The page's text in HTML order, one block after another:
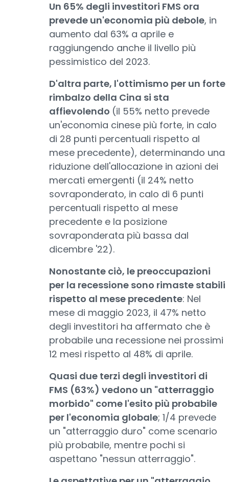
Un 65% degli investitori FMS ora
prevede un'economia più debole, in
aumento dal 63% a aprile e
raggiungendo anche il livello più
pessimistico del 2023.
D'altra parte, l'ottimismo per un forte
rimbalzo della Cina si sta
affievolendo (il 55% netto prevede
un'economia cinese più forte, in calo
di 28 punti percentuali rispetto al
mese precedente), determinando una
riduzione dell'allocazione in azioni dei
mercati emergenti (il 24% netto
sovraponderato, in calo di 6 punti
percentuali rispetto al mese
precedente e la posizione
sovraponderata più bassa dal
dicembre '22).
Nonostante ciò, le preoccupazioni
per la recessione sono rimaste stabili
rispetto al mese precedente: Nel
mese di maggio 2023, il 47% netto
degli investitori ha affermato che è
probabile una recessione nei prossimi
12 mesi rispetto al 48% di aprile.
Quasi due terzi degli investitori di
FMS (63%) vedono un "atterraggio
morbido" come l'esito più probabile
per l'economia globale; 1/4 prevede
un "atterraggio duro" come scenario
più probabile, mentre pochi si
aspettano "nessun atterraggio".